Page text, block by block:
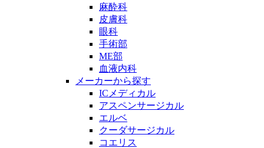
麻酔科
皮膚科
眼科
手術部
ME部
血液内科
メーカーから探す
ICメディカル
アスペンサージカル
エルベ
クーダサージカル
コエリス